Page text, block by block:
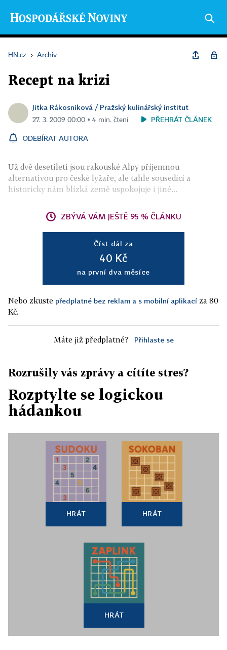
HN.cz › Archiv
Recept na krizi
Jitka Rákosníková / Pražský kulinářský institut
27. 3. 2009 00:00 ▪ 4 min. čtení PŘEHRÁT ČLÁNEK
ODEBÍRAT AUTORA
Už dvě desetiletí jsou rakouské Alpy příjemnou
alternativou pro české lyžaře, ale tahle sousedící a
historicky nám blízká země uspokojuje i jiné...
ZBÝVÁ VÁM JEŠTĚ 95 % ČLÁNKU
Číst dál za
40 Kč
na první dva měsíce
Nebo zkuste předplatné bez reklam a s mobilní aplikací za 80
Kč.
Máte již předplatné? Přihlaste se
Rozrušily vás zprávy a cítíte stres?
Rozptylte se logickou
hádankou
HRÁT HRÁT
HRÁT